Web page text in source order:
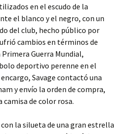
en el escudo de la
el blanco y el negro, con un
del club, hecho público por
cambios en términos de
Guerra Mundial,
deportivo perenne en el
Savage contactó una
y envío la orden de compra,
camisa de color rosa.
la silueta de una gran estrella